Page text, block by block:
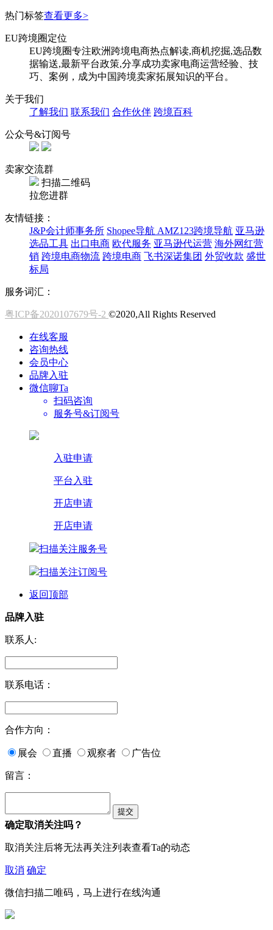
热门标签查看更多>
EU跨境圈定位
EU跨境圈专注欧洲跨境电商热点解读,商机挖掘,选品数
据输送,最新平台政策,分享成功卖家电商运营经验、技
巧、案例，成为中国跨境卖家拓展知识的平台。
关于我们
了解我们 联系我们 合作伙伴 跨境百科
公众号&订阅号
卖家交流群
扫描二维码
拉您进群
友情链接：
J&P会计师事务所 Shopee导航 AMZ123跨境导航 亚马逊
选品工具 出口电商 欧代服务 亚马逊代运营 海外网红营
销 跨境电商物流 跨境电商 飞书深诺集团 外贸收款 盛世
标局
服务词汇：
粤ICP备2020107679号-2 ©2020,All Rights Reserved
在线客服
咨询热线
会员中心
品牌入驻
微信聊Ta
扫码咨询
服务号&订阅号
入驻申请
平台入驻
开店申请
开店申请
扫描关注服务号
扫描关注订阅号
返回顶部
品牌入驻
联系人:
联系电话：
合作方向：
展会 直播 观察者 广告位
留言：
确定取消关注吗？
取消关注后将无法再关注列表查看Ta的动态
取消 确定
微信扫描二唯码，马上进行在线沟通